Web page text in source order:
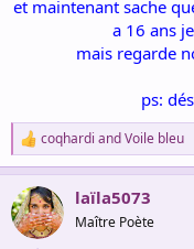
et maintenant sache
a 16 ans
mais regarde
ps:
R
e
a
c
t
i
coqhardi andVoile bleu
laïla5073
Maître Poète